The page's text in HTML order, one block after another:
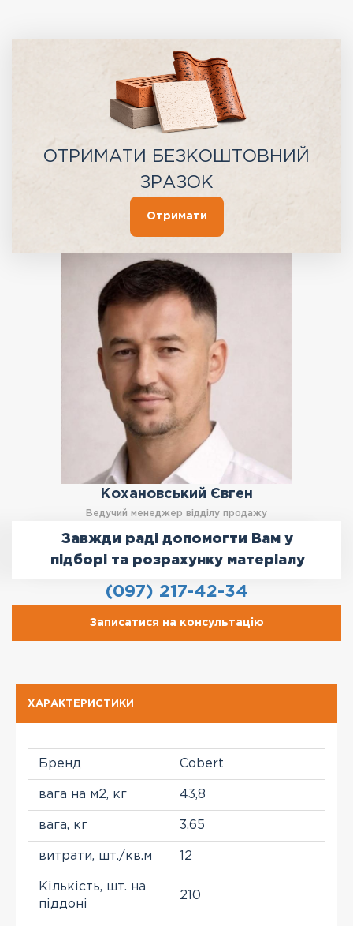
ОТРИМАТИ БЕЗКОШТОВНИЙ
ЗРАЗОК
Отримати
Кохановський Євген
Ведучий менеджер відділу продажу
Завжди раді допомогти Вам у
підборі та розрахунку матеріалу
(097) 217-42-34
Записатися на консультацію
ХАРАКТЕРИСТИКИ
Бренд Cobert
вага на м2, кг 43,8
вага, кг 3,65
витрати, шт./кв.м 12
Кількість, шт. на
піддоні
210